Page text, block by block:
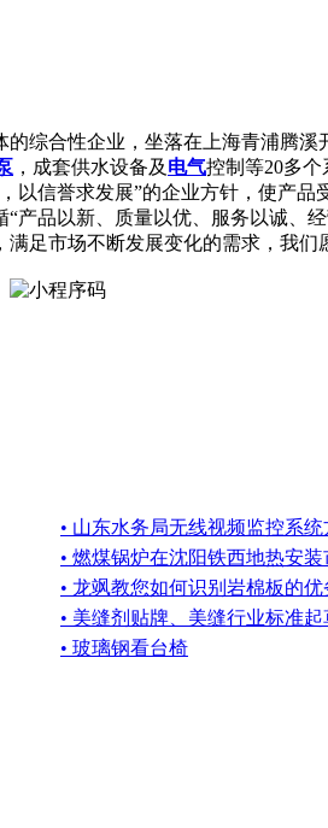
综合性企业，坐落在上海青浦腾
，成套供水设备及 电气控制等20多
信誉求发展”的企业方针，使产
品以新、质量以优、服务以诚、
足市场不断发展变化的需求，我们
• 山东水务局无线视频监控系
• 燃煤锅炉在沈阳铁西地热安
• 龙飒教您如何识别岩棉板的优
• 美缝剂贴牌、美缝行业标准
• 玻璃钢看台椅